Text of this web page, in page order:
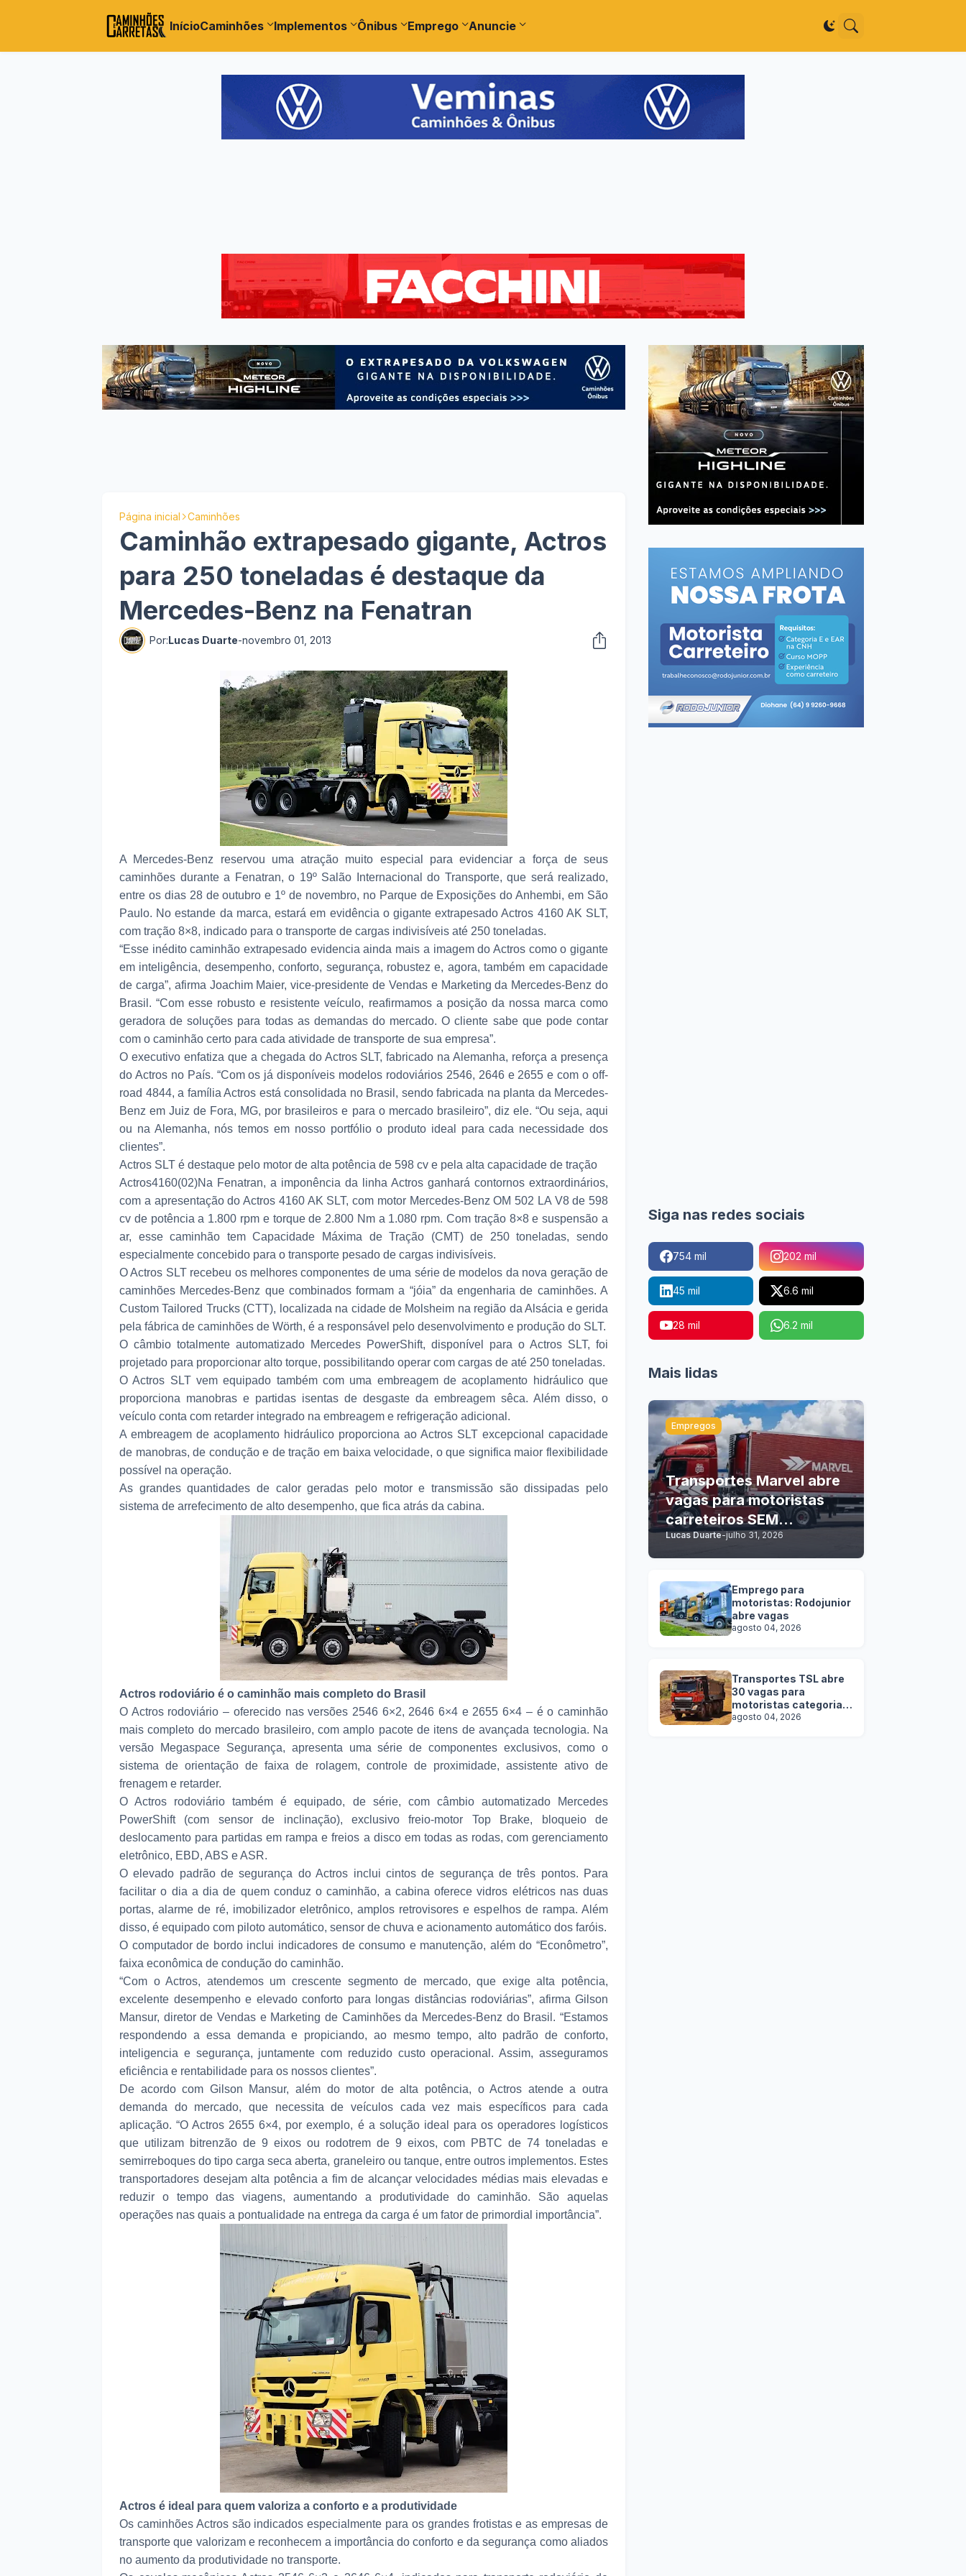
InícioCaminhões Implementos Ônibus Emprego Anuncie
Página inicial Caminhões
Caminhão extrapesado gigante, Actros
para 250 toneladas é destaque da
Mercedes-Benz na Fenatran
Por:Lucas Duarte-novembro 01, 2013
A Mercedes-Benz reservou uma atração muito especial para evidenciar a força de seus
caminhões durante a Fenatran, o 19º Salão Internacional do Transporte, que será realizado,
entre os dias 28 de outubro e 1º de novembro, no Parque de Exposições do Anhembi, em São
Paulo. No estande da marca, estará em evidência o gigante extrapesado Actros 4160 AK SLT,
com tração 8×8, indicado para o transporte de cargas indivisíveis até 250 toneladas.
“Esse inédito caminhão extrapesado evidencia ainda mais a imagem do Actros como o gigante
em inteligência, desempenho, conforto, segurança, robustez e, agora, também em capacidade
de carga”, afirma Joachim Maier, vice-presidente de Vendas e Marketing da Mercedes-Benz do
Brasil. “Com esse robusto e resistente veículo, reafirmamos a posição da nossa marca como
geradora de soluções para todas as demandas do mercado. O cliente sabe que pode contar
com o caminhão certo para cada atividade de transporte de sua empresa”.
O executivo enfatiza que a chegada do Actros SLT, fabricado na Alemanha, reforça a presença
do Actros no País. “Com os já disponíveis modelos rodoviários 2546, 2646 e 2655 e com o off-
road 4844, a família Actros está consolidada no Brasil, sendo fabricada na planta da Mercedes-
Benz em Juiz de Fora, MG, por brasileiros e para o mercado brasileiro”, diz ele. “Ou seja, aqui
ou na Alemanha, nós temos em nosso portfólio o produto ideal para cada necessidade dos
clientes”.
Actros SLT é destaque pelo motor de alta potência de 598 cv e pela alta capacidade de tração
Actros4160(02)Na Fenatran, a imponência da linha Actros ganhará contornos extraordinários,
com a apresentação do Actros 4160 AK SLT, com motor Mercedes-Benz OM 502 LA V8 de 598
cv de potência a 1.800 rpm e torque de 2.800 Nm a 1.080 rpm. Com tração 8×8 e suspensão a
ar, esse caminhão tem Capacidade Máxima de Tração (CMT) de 250 toneladas, sendo
especialmente concebido para o transporte pesado de cargas indivisíveis.
O Actros SLT recebeu os melhores componentes de uma série de modelos da nova geração de
caminhões Mercedes-Benz que combinados formam a “jóia” da engenharia de caminhões. A
Custom Tailored Trucks (CTT), localizada na cidade de Molsheim na região da Alsácia e gerida
pela fábrica de caminhões de Wörth, é a responsável pelo desenvolvimento e produção do SLT.
O câmbio totalmente automatizado Mercedes PowerShift, disponível para o Actros SLT, foi
projetado para proporcionar alto torque, possibilitando operar com cargas de até 250 toneladas.
O Actros SLT vem equipado também com uma embreagem de acoplamento hidráulico que
proporciona manobras e partidas isentas de desgaste da embreagem sêca. Além disso, o
veículo conta com retarder integrado na embreagem e refrigeração adicional.
A embreagem de acoplamento hidráulico proporciona ao Actros SLT excepcional capacidade
de manobras, de condução e de tração em baixa velocidade, o que significa maior flexibilidade
possível na operação.
As grandes quantidades de calor geradas pelo motor e transmissão são dissipadas pelo
sistema de arrefecimento de alto desempenho, que fica atrás da cabina.
Actros rodoviário é o caminhão mais completo do Brasil
O Actros rodoviário – oferecido nas versões 2546 6×2, 2646 6×4 e 2655 6×4 – é o caminhão
mais completo do mercado brasileiro, com amplo pacote de itens de avançada tecnologia. Na
versão Megaspace Segurança, apresenta uma série de componentes exclusivos, como o
sistema de orientação de faixa de rolagem, controle de proximidade, assistente ativo de
frenagem e retarder.
O Actros rodoviário também é equipado, de série, com câmbio automatizado Mercedes
PowerShift (com sensor de inclinação), exclusivo freio-motor Top Brake, bloqueio de
deslocamento para partidas em rampa e freios a disco em todas as rodas, com gerenciamento
eletrônico, EBD, ABS e ASR.
O elevado padrão de segurança do Actros inclui cintos de segurança de três pontos. Para
facilitar o dia a dia de quem conduz o caminhão, a cabina oferece vidros elétricos nas duas
portas, alarme de ré, imobilizador eletrônico, amplos retrovisores e espelhos de rampa. Além
disso, é equipado com piloto automático, sensor de chuva e acionamento automático dos faróis.
O computador de bordo inclui indicadores de consumo e manutenção, além do “Econômetro”,
faixa econômica de condução do caminhão.
“Com o Actros, atendemos um crescente segmento de mercado, que exige alta potência,
excelente desempenho e elevado conforto para longas distâncias rodoviárias”, afirma Gilson
Mansur, diretor de Vendas e Marketing de Caminhões da Mercedes-Benz do Brasil. “Estamos
respondendo a essa demanda e propiciando, ao mesmo tempo, alto padrão de conforto,
inteligencia e segurança, juntamente com reduzido custo operacional. Assim, asseguramos
eficiência e rentabilidade para os nossos clientes”.
De acordo com Gilson Mansur, além do motor de alta potência, o Actros atende a outra
demanda do mercado, que necessita de veículos cada vez mais específicos para cada
aplicação. “O Actros 2655 6×4, por exemplo, é a solução ideal para os operadores logísticos
que utilizam bitrenzão de 9 eixos ou rodotrem de 9 eixos, com PBTC de 74 toneladas e
semirreboques do tipo carga seca aberta, graneleiro ou tanque, entre outros implementos. Estes
transportadores desejam alta potência a fim de alcançar velocidades médias mais elevadas e
reduzir o tempo das viagens, aumentando a produtividade do caminhão. São aquelas
operações nas quais a pontualidade na entrega da carga é um fator de primordial importância”.
Actros é ideal para quem valoriza a conforto e a produtividade
Os caminhões Actros são indicados especialmente para os grandes frotistas e as empresas de
transporte que valorizam e reconhecem a importância do conforto e da segurança como aliados
no aumento da produtividade no transporte.
Siga nas redes sociais
754 mil 202 mil
45 mil 6.6 mil
28 mil 6.2 mil
Mais lidas
Empregos
Transportes Marvel abre
vagas para motoristas
carreteiros SEM
EXPERIÊNCIA
Lucas Duarte-julho 31, 2026
Emprego para
motoristas: Rodojunior
abre vagas
agosto 04, 2026
Transportes TSL abre
30 vagas para
motoristas categoria D
e E
agosto 04, 2026